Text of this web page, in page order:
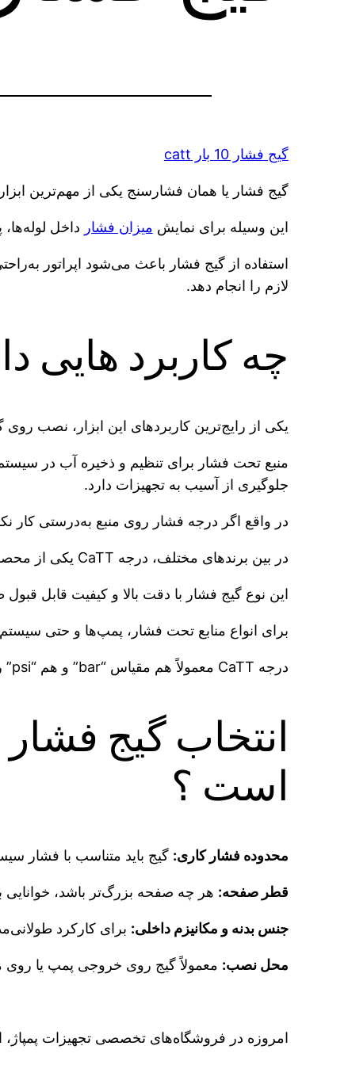
گیج فشار 10 بار catt
گیج فشار یا همان فشارسنج یکی از مهم‌ترین
این وسیله برای نمایش میزان فشار داخل
استفاده از گیج فشار باعث می‌شود اپراتور
لازم را انجام دهد.
چه کاربرد هایی
یکی از رایج‌ترین کاربردهای این ابزار، نصب روی
منبع تحت فشار برای تنظیم و ذخیره آب در
جلوگیری از آسیب به تجهیزات دارد.
در واقع اگر درجه فشار روی منبع به‌درستی کار
در بین برندهای مختلف، درجه CaTT یکی از محصولات پرطرفدار در بازار محسوب می‌شود.
این نوع گیج فشار با دقت بالا و کیفیت قابل
برای انواع منابع تحت فشار، پمپ‌ها و حتی
درجه CaTT معمولاً هم مقیاس “bar” و هم “psi” را نمایش می‌دهد.
انتخاب گیج
است ؟
محدوده فشار کاری: گیج باید متناسب با فشار
قطر صفحه: هر چه صفحه بزرگ‌تر باشد،
جنس بدنه و مکانیزم داخلی: برای کارکرد
محل نصب: معمولاً گیج روی خروجی پمپ یا
امروزه در فروشگاه‌های تخصصی تجهیزات